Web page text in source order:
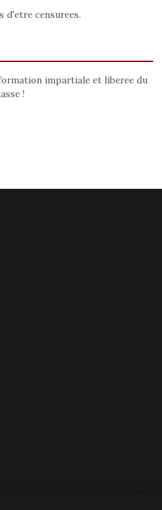
d'etre censurees.
impartiale et liberee du
!